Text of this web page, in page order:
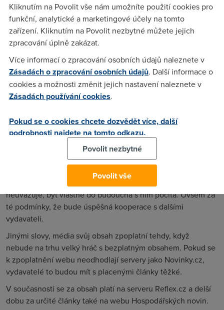
zpravodajských webů. Informoval o tom server E15.cz.
„Zpoplatnění obsahu je i u nás aktuální téma, v současné
době pracujeme na analýze možností zpoplatnění obsahu
marketing portálu. „Je potřeba brát v úvahu specifika
českého trhu a ochotu lidí platit za nadstandardní služby.
Záleží na výsledcích analýzy, ale dokážeme si představit, že
na podzim naše vydavatelství nějaké pokusy učiní.“
Ostatní web se zpoplatněním váhají, jiné jako Novinky.cz
(Právo) už dříve oznámily, že obsah nechají dostupný
zdarma. Řada vydavatelství se totiž obává toho, že čtenáři
přejdou ke konkurenci, která články nabízí stále zdarma.
Jak E15.cz uvádí, například vydavatelství Burda Praha,
vydávající tituly Chip nebo Katka, o zpoplatnění nyní
neuvažuje, byť vlastně do budoucna s ním počítá. Ovšem za
té podmínky, že bude úspěšná kooperace s dalšími
vydavateli.
Jinými slovy, média svůj obsah zpoplatní tehdy, když
nebude na trhu velký hráč s bezplatným obsahem. Pokud se
k zpoplatnění webu neodhodlají servery jako Novinky.cz,
vydavatelé to budou mít s placenými články těžké.
V současnosti se za obsah platí na serveru Reflex.cz a delší
dobu za určité články také na webu Hospodářských novin.
Kliknutím na Povolit vše nám umožníte použití cookies pro
funkční, analytické a marketingové účely na tomto
zařízení. Kliknutím na Povolit nezbytné můžete jejich
zpracování úplně zakázat.
Více informací o zpracování osobních údajů naleznete v
Zásadách o zpracování osobních údajů. Další informace o
cookies a možnosti změnit jejich nastavení naleznete v
Zásadách používání cookies.
Pokud se o cookies chcete dozvědět více, další
podrobnosti najdete na tomto odkazu.
Povolit nezbytné
Povolit vše